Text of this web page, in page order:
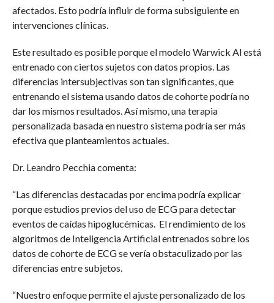
afectados. Esto podría influir de forma subsiguiente en
intervenciones clínicas.
Este resultado es posible porque el modelo Warwick Al está
entrenado con ciertos sujetos con datos propios. Las
diferencias intersubjectivas son tan significantes, que
entrenando el sistema usando datos de cohorte podría no
dar los mismos resultados. Así mismo, una terapia
personalizada basada en nuestro sistema podría ser más
efectiva que planteamientos actuales.
Dr. Leandro Pecchia comenta:
“Las diferencias destacadas por encima podría explicar
porque estudios previos del uso de ECG para detectar
eventos de caídas hipoglucémicas. El rendimiento de los
algoritmos de Inteligencia Artificial entrenados sobre los
datos de cohorte de ECG se vería obstaculizado por las
diferencias entre subjetos.
“Nuestro enfoque permite el ajuste personalizado de los